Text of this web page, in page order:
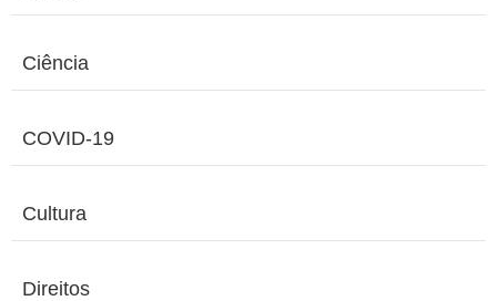
Ciência
COVID-19
Cultura
Direitos